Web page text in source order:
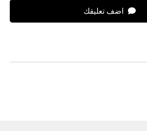
اضف تعليقك